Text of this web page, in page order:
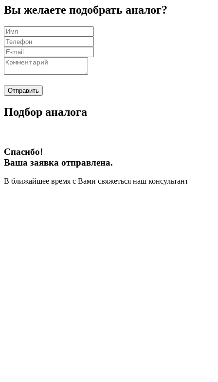
Вы желаете подобрать аналог?
Отправить
Подбор аналога
Спасибо!
Ваша заявка отправлена.
В ближайшее время с Вами свяжеться наш консультант